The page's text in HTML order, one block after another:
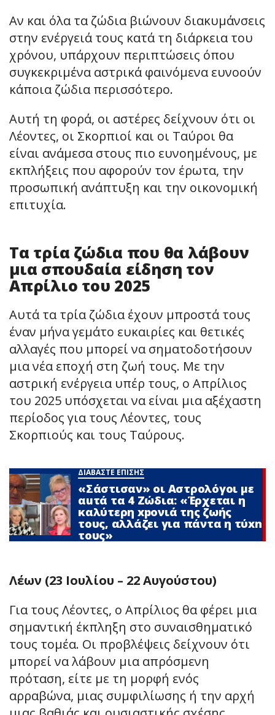
Αν και όλα τα ζώδια βιώνουν διακυμάνσεις
στην ενέργειά τους κατά τη διάρκεια του
χρόνου, υπάρχουν περιπτώσεις όπου
συγκεκριμένα αστρικά φαινόμενα ευνοούν
κάποια ζώδια περισσότερο.
Αυτή τη φορά, οι αστέρες δείχνουν ότι οι
Λέοντες, οι Σκορπιοί και οι Ταύροι θα
είναι ανάμεσα στους πιο ευνοημένους, με
εκπλήξεις που αφορούν τον έρωτα, την
προσωπική ανάπτυξη και την οικονομική
επιτυχία.
Τα τρία ζώδια που θα λάβουν
μια σπουδαία είδηση τον
Απρίλιο του 2025
Αυτά τα τρία ζώδια έχουν μπροστά τους
έναν μήνα γεμάτο ευκαιρίες και θετικές
αλλαγές που μπορεί να σηματοδοτήσουν
μια νέα εποχή στη ζωή τους. Με την
αστρική ενέργεια υπέρ τους, ο Απρίλιος
του 2025 υπόσχεται να είναι μια αξέχαστη
περίοδος για τους Λέοντες, τους
Σκορπιούς και τους Ταύρους.
ΔΙΑΒΑΣΤΕ ΕΠΙΣΗΣ
«Σάστισαν» οι Αστρολόγοι με
αuτά τα 4 Zώδια: «Έρχεται η
καλύτερη xpoνιά της ζωής
τους, αλλάζει για πάντα η τύxn
τους»
Λέων (23 Ιουλίου – 22 Αυγούστου)
Για τους Λέοντες, ο Απρίλιος θα φέρει μια
σημαντική έκπληξη στο συναισθηματικό
τους τομέα. Οι προβλέψεις δείχνουν ότι
μπορεί να λάβουν μια απρόσμενη
πρόταση, είτε με τη μορφή ενός
αρραβώνα, μιας συμφιλίωσης ή την αρχή